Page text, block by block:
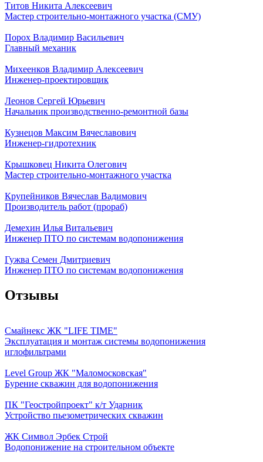
Титов Никита Алексеевич
Мастер строительно-монтажного участка (СМУ)
Порох Владимир Васильевич
Главный механик
Михеенков Владимир Алексеевич
Инженер-проектировщик
Леонов Сергей Юрьевич
Начальник производственно-ремонтной базы
Кузнецов Максим Вячеславович
Инженер-гидротехник
Крышковец Никита Олегович
Мастер строительно-монтажного участка
Крупейников Вячеслав Вадимович
Производитель работ (прораб)
Демехин Илья Витальевич
Инженер ПТО по системам водопонижения
Гужва Семен Дмитриевич
Инженер ПТО по системам водопонижения
Отзывы
Смайнекс ЖК "LIFE TIME"
Эксплуатация и монтаж системы водопонижения
иглофильтрами
Level Group ЖК "Маломосковская"
Бурение скважин для водопонижения
ПК "Геостройпроект" к/т Ударник
Устройство пьезометрических скважин
ЖК Символ Эрбек Строй
Водопонижение на строительном объекте